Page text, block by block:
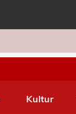
Kultur